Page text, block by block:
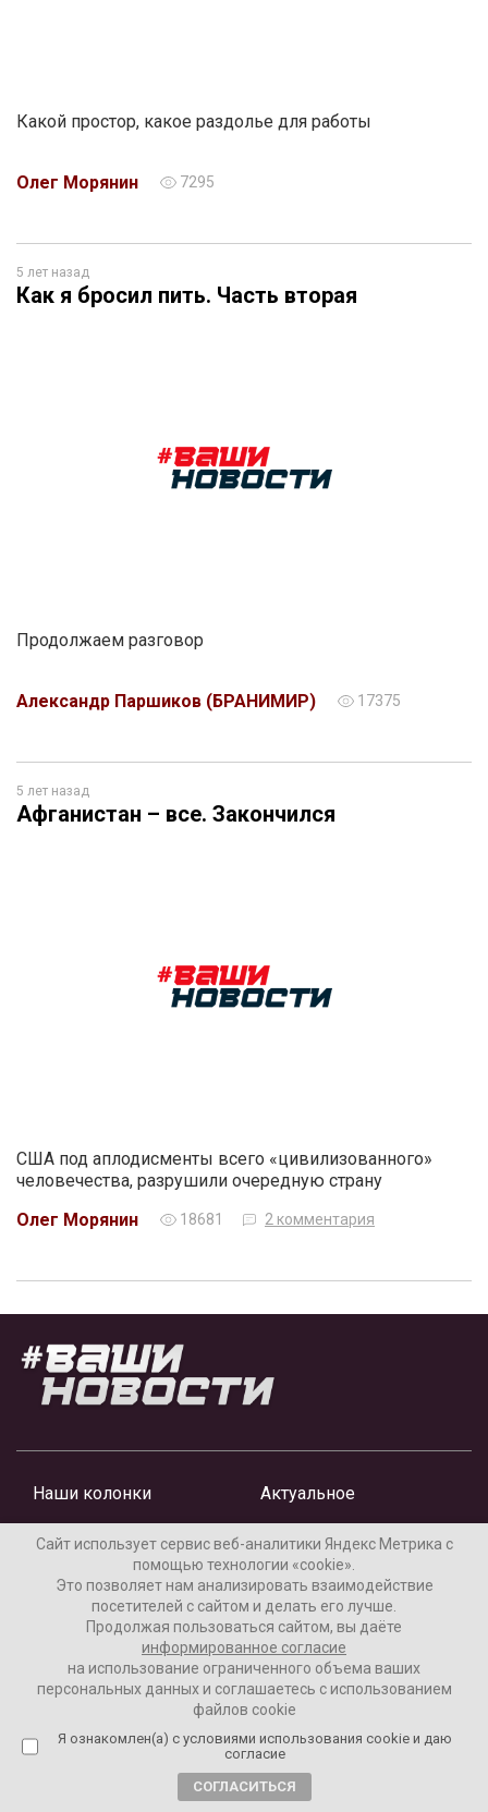
Какой простор, какое раздолье для работы
Олег Морянин 7295
5 лет назад
Как я бросил пить. Часть вторая
Продолжаем разговор
Александр Паршиков (БРАНИМИР) 17375
5 лет назад
Афганистан – все. Закончился
США под аплодисменты всего «цивилизованного»
человечества, разрушили очередную страну
Олег Морянин
18681 2 комментария
Наши колонки
Интервью
Актуальное
Аналитика
Новости
Колумнисты
Сайт использует сервис веб-аналитики Яндекс Метрика с
помощью технологии «cookie».
Это позволяет нам анализировать взаимодействие
посетителей с сайтом и делать его лучше.
Продолжая пользоваться сайтом, вы даёте
информированное согласие
на использование ограниченного объема ваших
персональных данных и соглашаетесь с использованием
файлов cookie
Я ознакомлен(а) с условиями использования cookie и даю
согласие
СОГЛАСИТЬСЯ